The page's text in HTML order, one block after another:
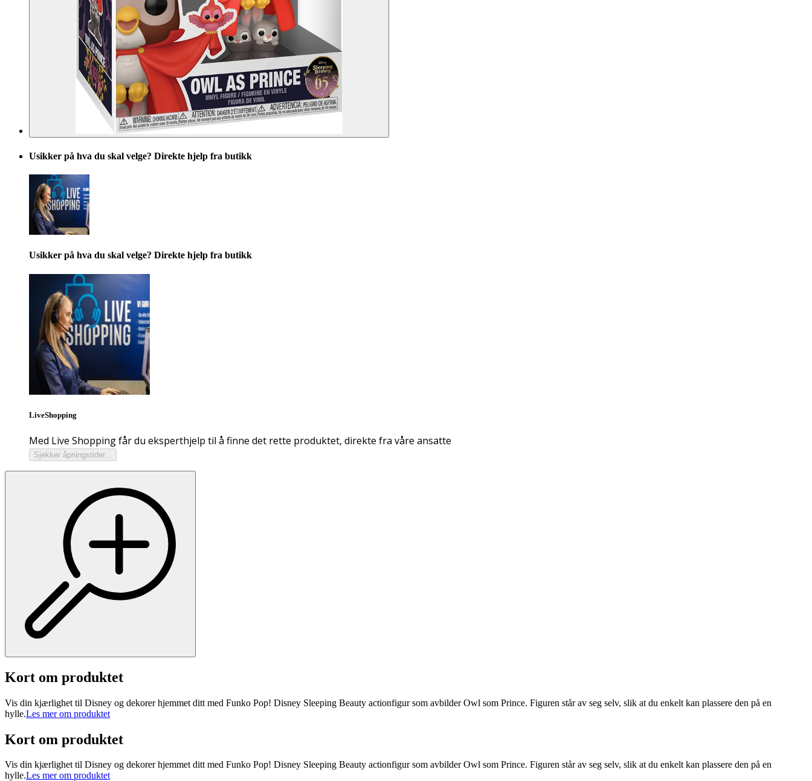
Usikker på hva du skal velge? Direkte hjelp fra butikk
Usikker på hva du skal velge? Direkte hjelp fra butikk
LiveShopping
Med Live Shopping får du eksperthjelp til å finne det rette produktet, direkte fra våre ansatte
Sjekker åpningstider...
Kort om produktet
Vis din kjærlighet til Disney og dekorer hjemmet ditt med Funko Pop! Disney Sleeping Beauty actionfigur som avbilder Owl som Prince. Figuren står av seg selv, slik at du enkelt kan plassere den på en
hylle.Les mer om produktet
Kort om produktet
Vis din kjærlighet til Disney og dekorer hjemmet ditt med Funko Pop! Disney Sleeping Beauty actionfigur som avbilder Owl som Prince. Figuren står av seg selv, slik at du enkelt kan plassere den på en
hylle.Les mer om produktet